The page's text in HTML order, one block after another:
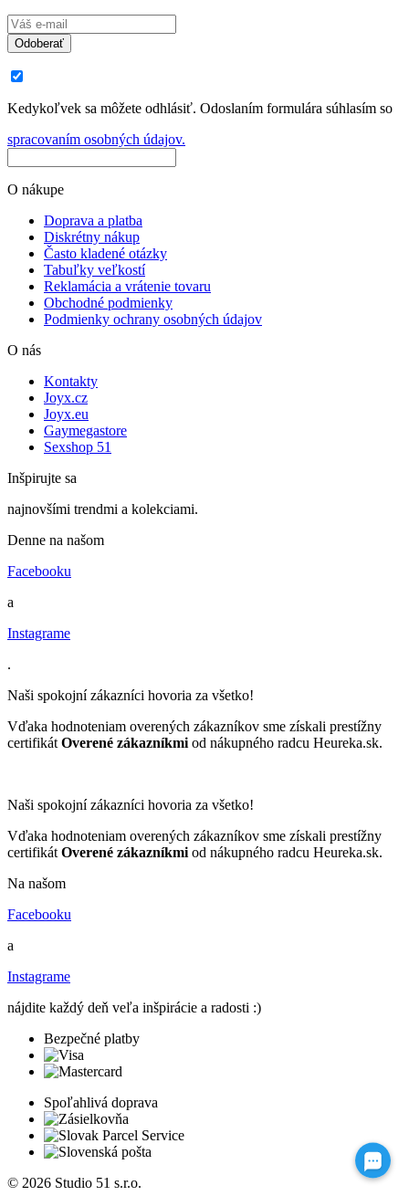
Odoberať
Kedykoľvek sa môžete odhlásiť. Odoslaním formulára súhlasím so
spracovaním osobných údajov.
O nákupe
Doprava a platba
Diskrétny nákup
Často kladené otázky
Tabuľky veľkostí
Reklamácia a vrátenie tovaru
Obchodné podmienky
Podmienky ochrany osobných údajov
O nás
Kontakty
Joyx.cz
Joyx.eu
Gaymegastore
Sexshop 51
Inšpirujte sa
najnovšími trendmi a kolekciami.
Denne na našom
Facebooku
a
Instagrame
.
Naši spokojní zákazníci hovoria za všetko!
Vďaka hodnoteniam overených zákazníkov sme získali prestížny
certifikát Overené zákazníkmi od nákupného radcu Heureka.sk.
Naši spokojní zákazníci hovoria za všetko!
Vďaka hodnoteniam overených zákazníkov sme získali prestížny
certifikát Overené zákazníkmi od nákupného radcu Heureka.sk.
Na našom
Facebooku
a
Instagrame
nájdite každý deň veľa inšpirácie a radosti :)
Bezpečné platby
Spoľahlivá doprava
© 2026 Studio 51 s.r.o.